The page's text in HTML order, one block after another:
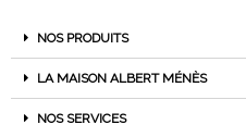
NOS PRODUITS
LA MAISON ALBERT MÉNÈS
NOS SERVICES